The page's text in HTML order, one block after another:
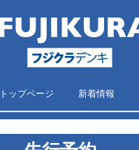
トップページ 新着情報